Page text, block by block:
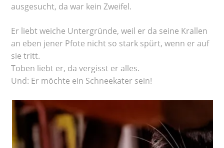
ausgesucht, da war kein Zweifel.
Er liebt weiche Untergründe, weil er da seine Krallen
an eben jener Pfote nicht so stark spürt, wenn er auf
sie tritt.
Toben liebt er, da vergisst er alles.
Und: Er möchte ein Schneekater sein!